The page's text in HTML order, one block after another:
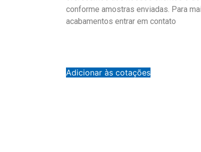
conforme amostras enviadas. Para
acabamentos entrar em contato
Adicionar às cotações